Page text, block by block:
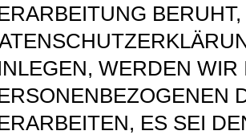
WERDEN
ES SEI